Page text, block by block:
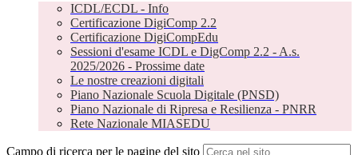
ICDL/ECDL - Info
Certificazione DigiComp 2.2
Certificazione DigiCompEdu
Sessioni d'esame ICDL e DigComp 2.2 - A.s.
2025/2026 - Prossime date
Le nostre creazioni digitali
Piano Nazionale Scuola Digitale (PNSD)
Piano Nazionale di Ripresa e Resilienza - PNRR
Rete Nazionale MIASEDU
Campo di ricerca per le pagine del sito